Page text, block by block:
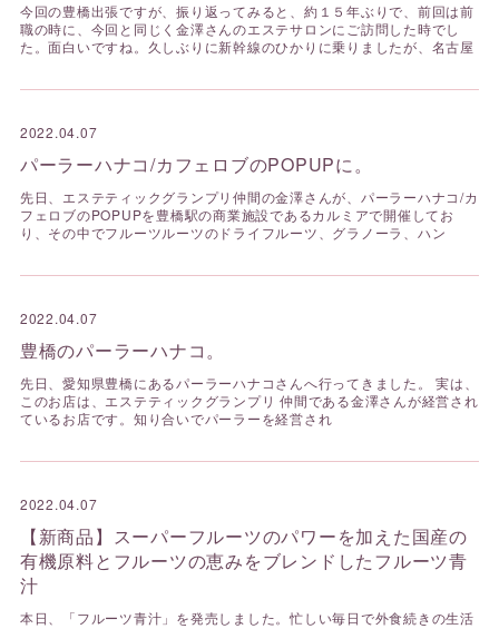
今回の豊橋出張ですが、振り返ってみると、約１５年ぶりで、前回は前
職の時に、今回と同じく金澤さんのエステサロンにご訪問した時でし
た。面白いですね。久しぶりに新幹線のひかりに乗りましたが、名古屋
2022.04.07
パーラーハナコ/カフェロブのPOPUPに。
先日、エステティックグランプリ仲間の金澤さんが、パーラーハナコ/カ
フェロブのPOPUPを豊橋駅の商業施設であるカルミアで開催してお
り、その中でフルーツルーツのドライフルーツ、グラノーラ、ハン
2022.04.07
豊橋のパーラーハナコ。
先日、愛知県豊橋にあるパーラーハナコさんへ行ってきました。 実は、
このお店は、エステティックグランプリ 仲間である金澤さんが経営され
ているお店です。知り合いでパーラーを経営され
2022.04.07
【新商品】スーパーフルーツのパワーを加えた国産の
有機原料とフルーツの恵みをブレンドしたフルーツ青
汁
本日、「フルーツ青汁」を発売しました。忙しい毎日で外食続きの生活